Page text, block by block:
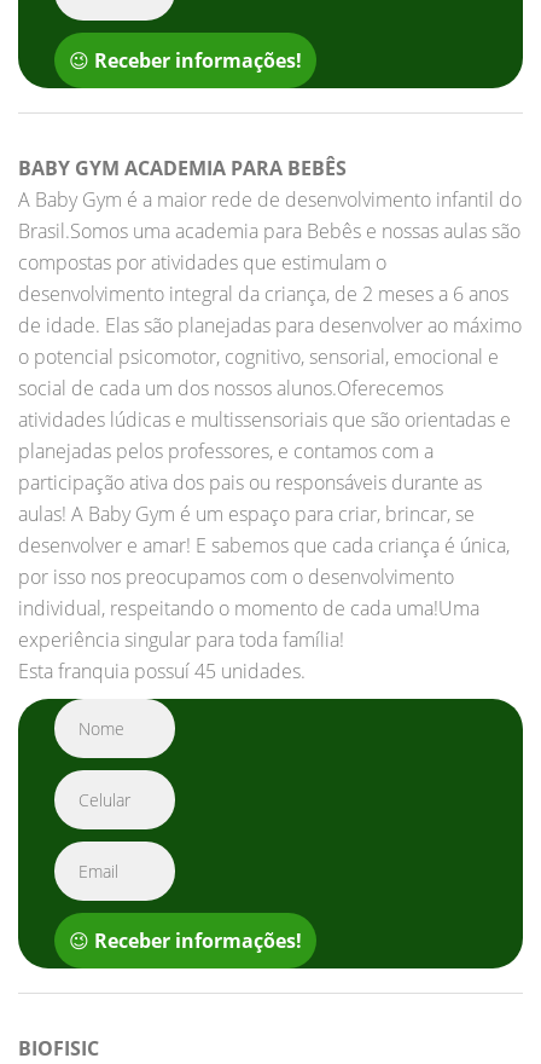
😉 Receber informações!
BABY GYM ACADEMIA PARA BEBÊS
A Baby Gym é a maior rede de desenvolvimento infantil do
Brasil.Somos uma academia para Bebês e nossas aulas são
compostas por atividades que estimulam o
desenvolvimento integral da criança, de 2 meses a 6 anos
de idade. Elas são planejadas para desenvolver ao máximo
o potencial psicomotor, cognitivo, sensorial, emocional e
social de cada um dos nossos alunos.Oferecemos
atividades lúdicas e multissensoriais que são orientadas e
planejadas pelos professores, e contamos com a
participação ativa dos pais ou responsáveis durante as
aulas! A Baby Gym é um espaço para criar, brincar, se
desenvolver e amar! E sabemos que cada criança é única,
por isso nos preocupamos com o desenvolvimento
individual, respeitando o momento de cada uma!Uma
experiência singular para toda família!
Esta franquia possuí 45 unidades.
😉 Receber informações!
BIOFISIC